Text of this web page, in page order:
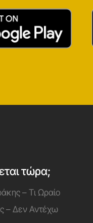
τώρα;
– Τι Ωραίο
– Δεν Αντέχω